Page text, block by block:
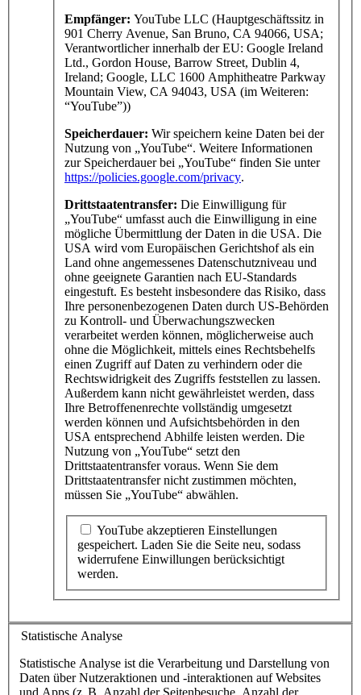
Empfänger:
901 Cherry Avenue, San Bruno, CA 94066, USA;
Verantwortlicher innerhalb der EU: Google Ireland
Ltd., Gordon House, Barrow Street, Dublin 4,
Ireland; Google, LLC 1600 Amphitheatre Parkway
Mountain View, CA 94043, USA (im Weiteren:
“YouTube”))
Speicherdauer:
Nutzung von „YouTube“. Weitere Informationen
zur Speicherdauer bei „YouTube“ finden Sie unter
https://policies.google.com/privacy.
Drittstaatentransfer:
„YouTube“ umfasst auch die Einwilligung in eine
mögliche Übermittlung der Daten in die USA. Die
USA wird vom Europäischen Gerichtshof als ein
Land ohne angemessenes Datenschutzniveau und
ohne geeignete Garantien nach EU-Standards
eingestuft. Es besteht insbesondere das Risiko, dass
Ihre personenbezogenen Daten durch US-Behörden
zu Kontroll- und Überwachungszwecken
verarbeitet werden können, möglicherweise auch
ohne die Möglichkeit, mittels eines Rechtsbehelfs
einen Zugriff auf Daten zu verhindern oder die
Rechtswidrigkeit des Zugriffs feststellen zu lassen.
Außerdem kann nicht gewährleistet werden, dass
Ihre Betroffenenrechte vollständig umgesetzt
werden können und Aufsichtsbehörden in den
USA entsprechend Abhilfe leisten werden. Die
Nutzung von „YouTube“ setzt den
Drittstaatentransfer voraus. Wenn Sie dem
Drittstaatentransfer nicht zustimmen möchten,
müssen Sie „YouTube“ abwählen.
YouTube akzeptieren Einstellungen
gespeichert. Laden Sie die Seite neu, sodass
widerrufene Einwillungen berücksichtigt
werden.
Statistische Analyse
Statistische Analyse ist die Verarbeitung und Darstellung von
Daten über Nutzeraktionen und -interaktionen auf Websites